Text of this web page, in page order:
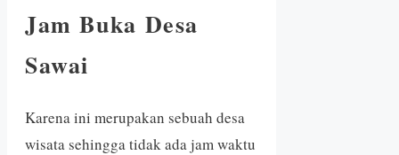
Jam Buka Desa
Sawai
Karena ini merupakan sebuah desa
wisata sehingga tidak ada jam waktu